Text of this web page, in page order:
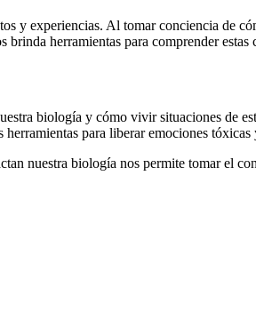
y experiencias. Al tomar conciencia de
herramientas para comprender
biología y cómo vivir situaciones de
para liberar emociones
nuestra biología nos permite tomar el